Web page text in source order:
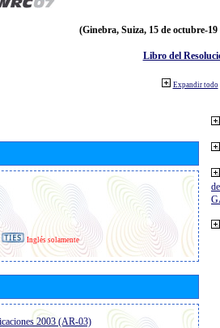
(Ginebra, Suiza, 15 de octubre-19
Libro del
Expandir todo
Inglés solamente
2003 (AR-03)